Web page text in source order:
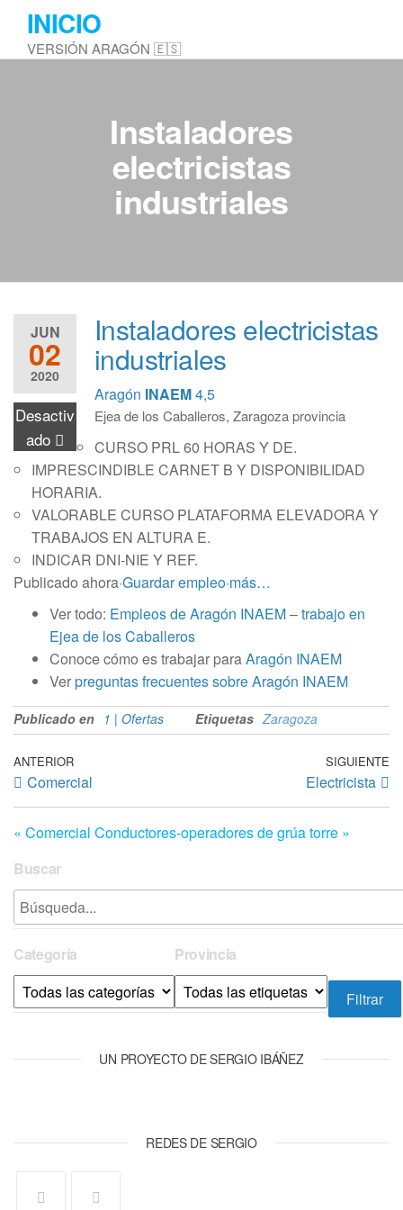
Saltar
contenido
INICIO
VERSIÓN ARAGÓN 🇪🇸
Instaladores
electricistas
industriales
JUN
02
2020
Desactiv
ado
Instaladores electricistas
industriales
Aragón INAEM4,5
Ejea de los Caballeros, Zaragoza provincia
CURSO PRL 60 HORAS Y DE.
IMPRESCINDIBLE CARNET B Y DISPONIBILIDAD
HORARIA.
VALORABLE CURSO PLATAFORMA ELEVADORA Y
TRABAJOS EN ALTURA E.
INDICAR DNI-NIE Y REF.
Publicado ahora·Guardar empleo·más…
Ver todo: Empleos de Aragón INAEM–trabajo en
Ejea de los Caballeros
Conoce cómo es trabajar paraAragón INAEM
Verpreguntas frecuentes sobre Aragón INAEM
Publicado en 1 | Ofertas Etiquetas Zaragoza
Navegación
de
entradas
Entrada
anterior
ANTERIOR
Comercial
SIGUIENTE
Electricista
« Comercial Conductores-operadores de grúa torre »
Buscar
Categoría Provincia
UN PROYECTO DE SERGIO IBÁÑEZ
REDES DE SERGIO